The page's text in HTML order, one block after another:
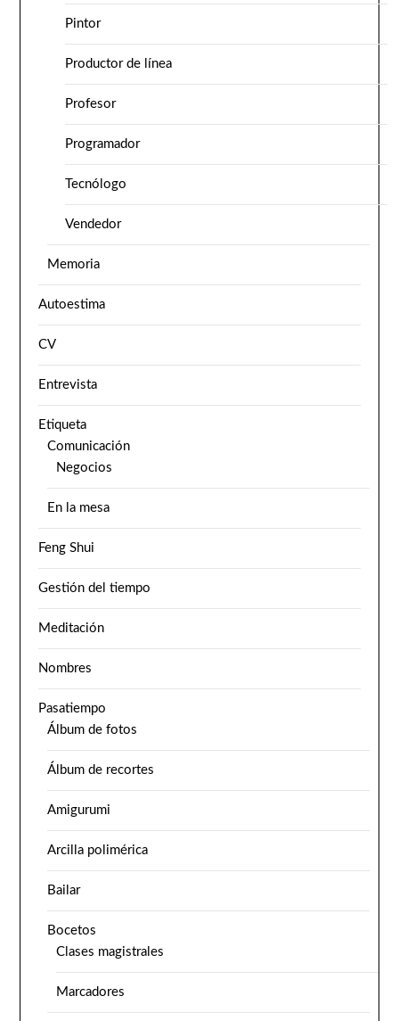
Pintor
Productor de línea
Profesor
Programador
Tecnólogo
Vendedor
Memoria
Autoestima
CV
Entrevista
Etiqueta
Comunicación
Negocios
En la mesa
Feng Shui
Gestión del tiempo
Meditación
Nombres
Pasatiempo
Álbum de fotos
Álbum de recortes
Amigurumi
Arcilla polimérica
Bailar
Bocetos
Clases magistrales
Marcadores